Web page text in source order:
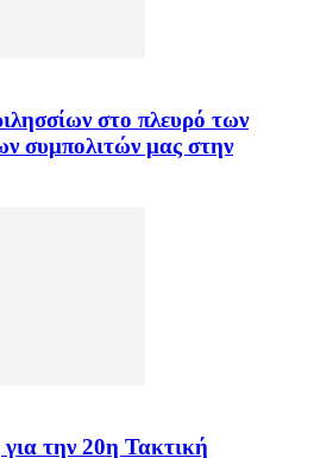
στο πλευρό των
συμπολιτών μας στην
την 20η Τακτική